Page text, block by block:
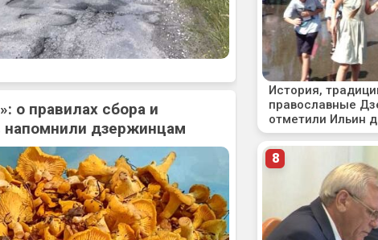
о правилах сбора и
напомнили дзержинцам